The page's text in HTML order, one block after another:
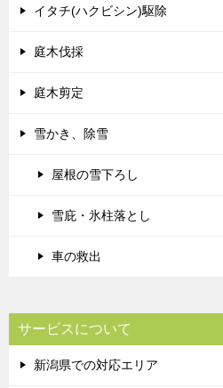
イタチ(ハクビシン)駆除
庭木伐採
庭木剪定
雪かき、除雪
屋根の雪下ろし
雪庇・氷柱落とし
車の救出
サービスについて
新潟県での対応エリア